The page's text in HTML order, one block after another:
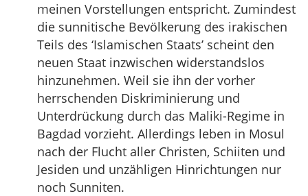
meinen Vorstellungen entspricht. Zumindest
die sunnitische Bevölkerung des irakischen
Teils des ‘Islamischen Staats’ scheint den
neuen Staat inzwischen widerstandslos
hinzunehmen. Weil sie ihn der vorher
herrschenden Diskriminierung und
Unterdrückung durch das Maliki-Regime in
Bagdad vorzieht. Allerdings leben in Mosul
nach der Flucht aller Christen, Schiiten und
Jesiden und unzähligen Hinrichtungen nur
noch Sunniten.